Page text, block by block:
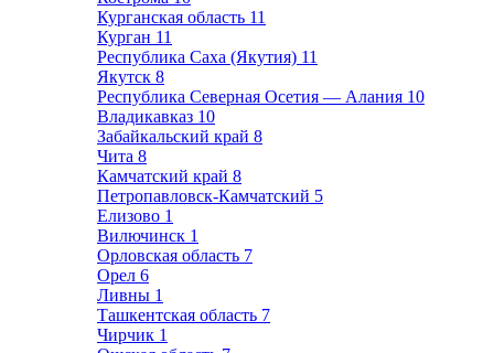
Курганская область 11
Курган 11
Республика Саха (Якутия) 11
Якутск 8
Республика Северная Осетия — Алания 10
Владикавказ 10
Забайкальский край 8
Чита 8
Камчатский край 8
Петропавловск-Камчатский 5
Елизово 1
Вилючинск 1
Орловская область 7
Орел 6
Ливны 1
Ташкентская область 7
Чирчик 1